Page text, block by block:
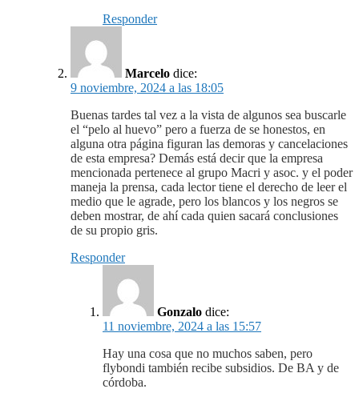
Responder
Marcelo dice:
9 noviembre, 2024 a las 18:05
Buenas tardes tal vez a la vista de algunos sea buscarle
el “pelo al huevo” pero a fuerza de se honestos, en
alguna otra página figuran las demoras y cancelaciones
de esta empresa? Demás está decir que la empresa
mencionada pertenece al grupo Macri y asoc. y el poder
maneja la prensa, cada lector tiene el derecho de leer el
medio que le agrade, pero los blancos y los negros se
deben mostrar, de ahí cada quien sacará conclusiones
de su propio gris.
Responder
Gonzalo dice:
11 noviembre, 2024 a las 15:57
Hay una cosa que no muchos saben, pero
flybondi también recibe subsidios. De BA y de
córdoba.